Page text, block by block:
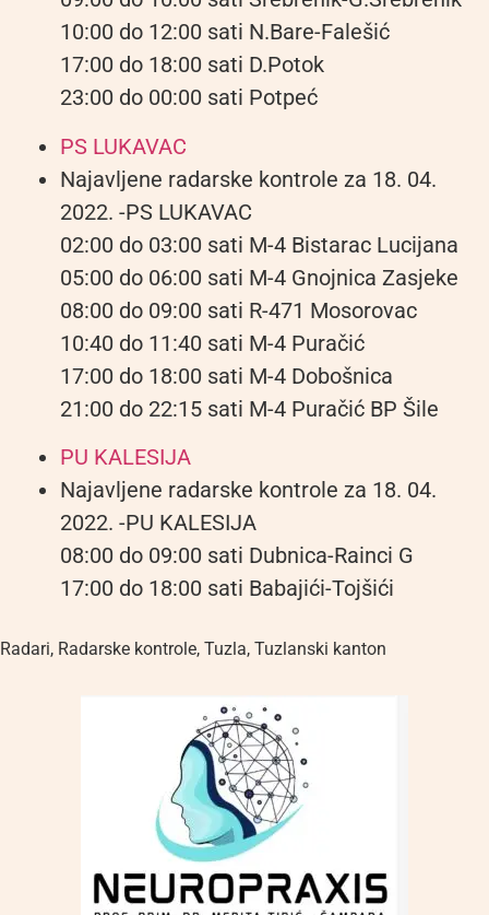
10:00 do 12:00 sati N.Bare-Falešić
17:00 do 18:00 sati D.Potok
23:00 do 00:00 sati Potpeć
PS LUKAVAC
Najavljene radarske kontrole za 18. 04.
2022. -PS LUKAVAC
02:00 do 03:00 sati M-4 Bistarac Lucijana
05:00 do 06:00 sati M-4 Gnojnica Zasjeke
08:00 do 09:00 sati R-471 Mosorovac
10:40 do 11:40 sati M-4 Puračić
17:00 do 18:00 sati M-4 Dobošnica
21:00 do 22:15 sati M-4 Puračić BP Šile
PU KALESIJA
Najavljene radarske kontrole za 18. 04.
2022. -PU KALESIJA
08:00 do 09:00 sati Dubnica-Rainci G
17:00 do 18:00 sati Babajići-Tojšići
Radari, Radarske kontrole, Tuzla, Tuzlanski kanton